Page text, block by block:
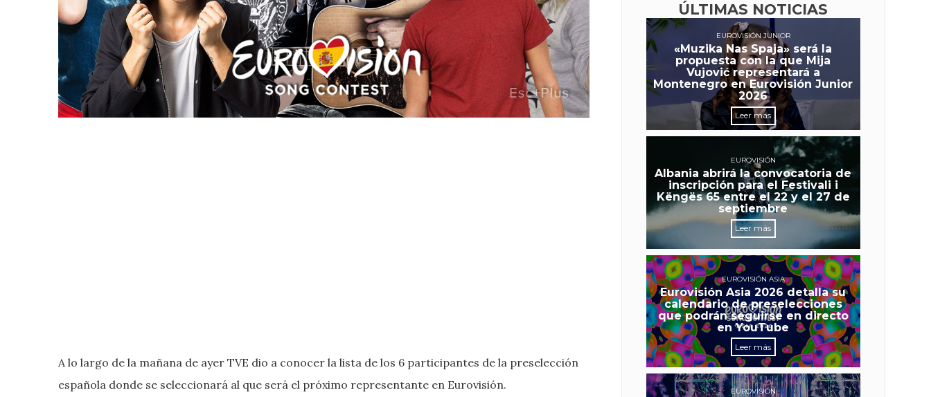
A lo largo de la mañana de ayer TVE dio a conocer la lista de los 6 participantes de la preselección
española donde se seleccionará al que será el próximo representante en Eurovisión.
ÚLTIMAS NOTICIAS
EUROVISIÓN JUNIOR
«Muzika Nas Spaja» será la
propuesta con la que Mija
Vujović representará a
Montenegro en Eurovisión Junior
2026
Leer más
EUROVISIÓN
Albania abrirá la convocatoria de
inscripción para el Festivali i
Këngës 65 entre el 22 y el 27 de
septiembre
Leer más
EUROVISIÓN ASIA
Eurovisión Asia 2026 detalla su
calendario de preselecciones
que podrán seguirse en directo
en YouTube
Leer más
EUROVISIÓN